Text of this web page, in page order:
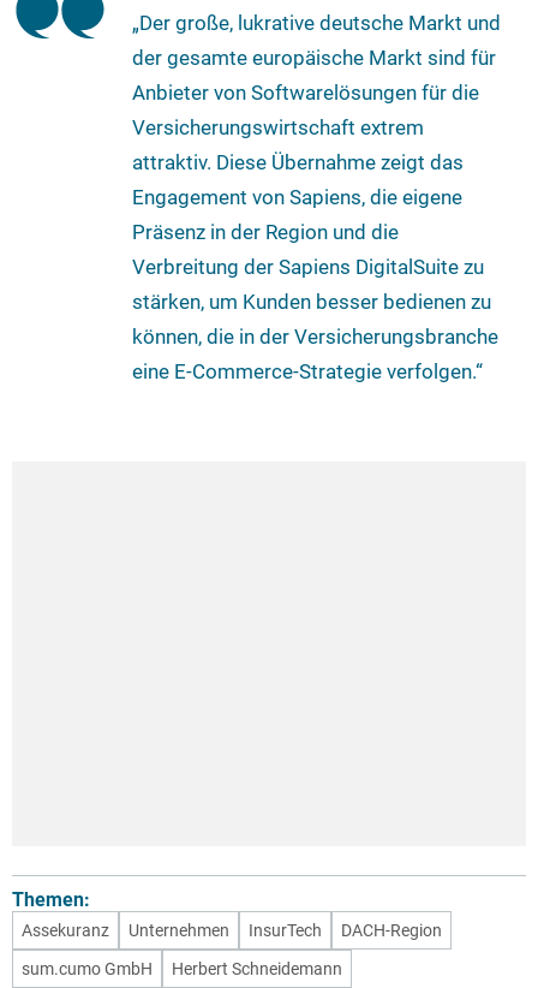
„Der große, lukrative deutsche Markt und
der gesamte europäische Markt sind für
Anbieter von Softwarelösungen für die
Versicherungswirtschaft extrem
attraktiv. Diese Übernahme zeigt das
Engagement von Sapiens, die eigene
Präsenz in der Region und die
Verbreitung der Sapiens DigitalSuite zu
stärken, um Kunden besser bedienen zu
können, die in der Versicherungsbranche
eine E-Commerce-Strategie verfolgen.“
Themen:
Assekuranz Unternehmen InsurTech
DACH-Region
sum.cumo GmbH
Herbert Schneidemann